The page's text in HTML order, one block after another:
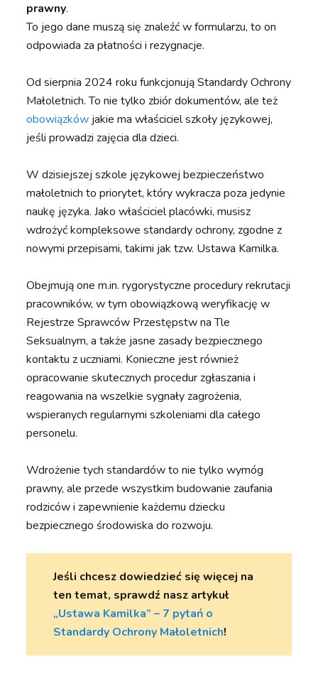
prawny.
To jego dane muszą się znaleźć w formularzu, to on
odpowiada za płatności i rezygnacje.
Od sierpnia 2024 roku funkcjonują Standardy Ochrony
Małoletnich. To nie tylko zbiór dokumentów, ale też
obowiązków jakie ma właściciel szkoły językowej,
jeśli prowadzi zajęcia dla dzieci.
W dzisiejszej szkole językowej bezpieczeństwo
małoletnich to priorytet, który wykracza poza jedynie
naukę języka. Jako właściciel placówki, musisz
wdrożyć kompleksowe standardy ochrony, zgodne z
nowymi przepisami, takimi jak tzw. Ustawa Kamilka.
Obejmują one m.in. rygorystyczne procedury rekrutacji
pracowników, w tym obowiązkową weryfikację w
Rejestrze Sprawców Przestępstw na Tle
Seksualnym, a także jasne zasady bezpiecznego
kontaktu z uczniami. Konieczne jest również
opracowanie skutecznych procedur zgłaszania i
reagowania na wszelkie sygnały zagrożenia,
wspieranych regularnymi szkoleniami dla całego
personelu.
Wdrożenie tych standardów to nie tylko wymóg
prawny, ale przede wszystkim budowanie zaufania
rodziców i zapewnienie każdemu dziecku
bezpiecznego środowiska do rozwoju.
Jeśli chcesz dowiedzieć się więcej na
ten temat, sprawdź nasz artykuł
„Ustawa Kamilka” – 7 pytań o
Standardy Ochrony Małoletnich!